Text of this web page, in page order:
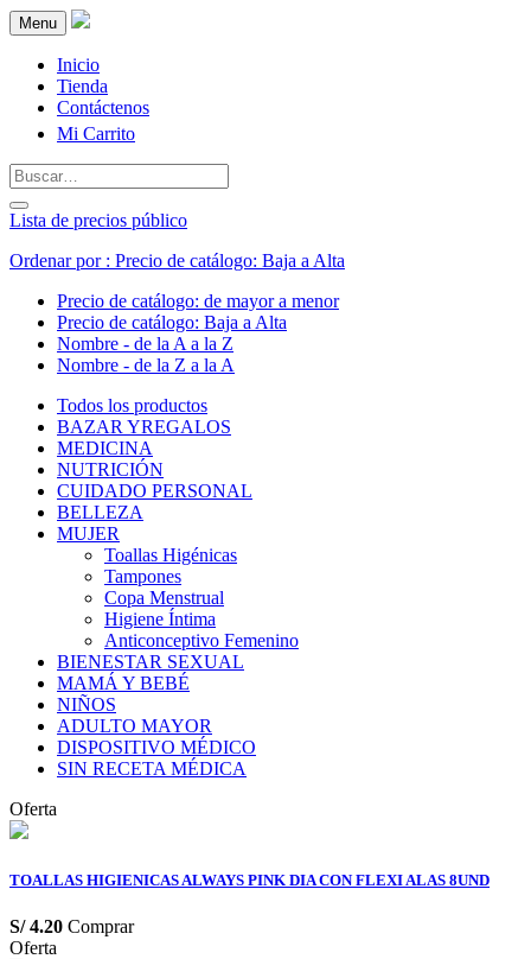
Menu
Inicio
Tienda
Contáctenos
Mi Carrito
Lista de precios público
Ordenar por : Precio de catálogo: Baja a Alta
Precio de catálogo: de mayor a menor
Precio de catálogo: Baja a Alta
Nombre - de la A a la Z
Nombre - de la Z a la A
Todos los productos
BAZAR YREGALOS
MEDICINA
NUTRICIÓN
CUIDADO PERSONAL
BELLEZA
MUJER
Toallas Higénicas
Tampones
Copa Menstrual
Higiene Íntima
Anticonceptivo Femenino
BIENESTAR SEXUAL
MAMÁ Y BEBÉ
NIÑOS
ADULTO MAYOR
DISPOSITIVO MÉDICO
SIN RECETA MÉDICA
Oferta
TOALLAS HIGIENICAS ALWAYS PINK DIA CON FLEXI ALAS 8UND
S/4.20 Comprar
Oferta